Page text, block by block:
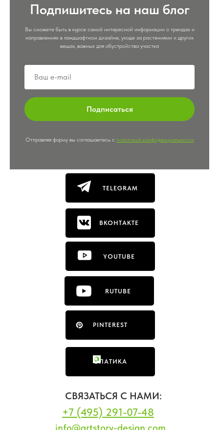
Подпишитесь на наш блог
Вы сможете быть в курсе самой интересной информации о трендах и
направлениях в ландшафтном дизайне, уходе за растениями и других
вещах, важных для обустройства участка
Подписаться
Отправляя форму вы соглашаетесь с политикой конфиденциальности
TELEGRAM
PINTEREST
ФЛАТИКА
YOUTUBE
ВКОНТАКТЕ
СВЯЗАТЬСЯ С НАМИ:
+7 (495) 291-07-48
RUTUBE